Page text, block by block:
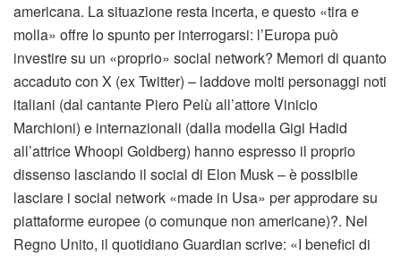
americana. La situazione resta incerta, e questo «tira e
molla» offre lo spunto per interrogarsi: l’Europa può
investire su un «proprio» social network? Memori di quanto
accaduto con X (ex Twitter) – laddove molti personaggi noti
italiani (dal cantante Piero Pelù all’attore Vinicio
Marchioni) e internazionali (dalla modella Gigi Hadid
all’attrice Whoopi Goldberg) hanno espresso il proprio
dissenso lasciando il social di Elon Musk – è possibile
lasciare i social network «made in Usa» per approdare su
piattaforme europee (o comunque non americane)?. Nel
Regno Unito, il quotidiano Guardian scrive: «I benefici di